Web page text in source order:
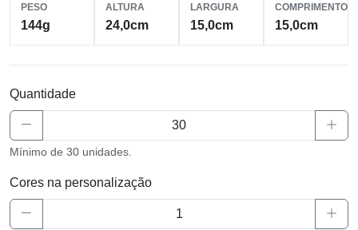
PESO
144g
ALTURA
24,0cm
LARGURA
15,0cm
COMPRIMENTO
15,0cm
Quantidade
Mínimo de 30 unidades.
Cores na personalização